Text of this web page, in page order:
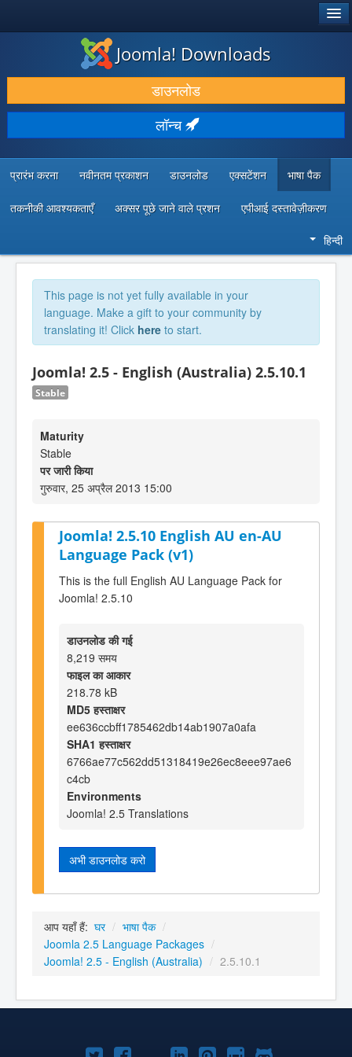
डाउनलोड करें और बढ़ाएं
खोजें और जानें
सामुदायिक समर्थन
डेवलपर संसाधन
Joomla! Downloads
डाउनलोड
लॉन्च
प्रारंभ करना नवीनतम प्रकाशन डाउनलोड एक्सटेंशन भाषा पैक
तकनीकी आवश्यकताएँ अक्सर पूछे जाने वाले प्रशन एपीआई दस्तावेज़ीकरण
हिन्दी
This page is not yet fully available in your
language. Make a gift to your community by
translating it! Click here to start.
Joomla! 2.5 - English (Australia) 2.5.10.1
Stable
Maturity
Stable
पर जारी किया
गुरुवार, 25 अप्रैल 2013 15:00
Joomla! 2.5.10 English AU en-AU
Language Pack (v1)
This is the full English AU Language Pack for
Joomla! 2.5.10
डाउनलोड की गई
8,219 समय
फाइल का आकार
218.78 kB
MD5 हस्ताक्षर
ee636ccbff1785462db14ab1907a0afa
SHA1 हस्ताक्षर
6766ae77c562dd51318419e26ec8eee97ae6
c4cb
Environments
Joomla! 2.5 Translations
अभी डाउनलोड करो
आप यहाँ हैं: घर / भाषा पैक /
Joomla 2.5 Language Packages /
Joomla! 2.5 - English (Australia) / 2.5.10.1